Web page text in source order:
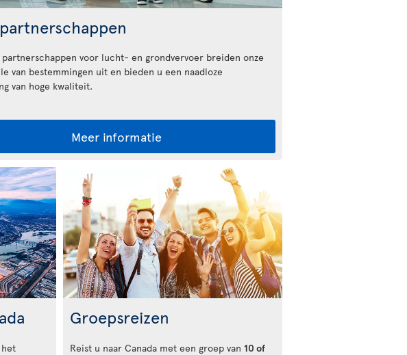
partnerschappen voor lucht- en grondvervoer breiden onze
van bestemmingen uit en bieden u een naadloze
van hoge kwaliteit.
Meer informatie
Groepsreizen
Reist u naar Canada met een groep van 10 of